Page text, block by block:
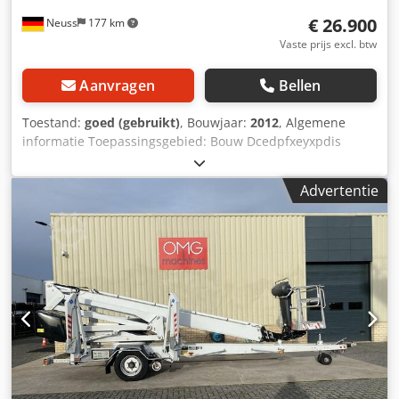
Neuss 177 km € 26.900
Vaste prijs excl. btw
Aanvragen Bellen
Toestand: goed (gebruikt), Bouwjaar: 2012, Algemene
informatie Toepassingsgebied: Bouw Dcedpfxeyxpdis
Acdsk Gewichten Leeggewicht: 2.465 kg Functioneel
Hefcapaciteit: 215 kg Hefhoogte: 1.870 cm Werkhoogte:
2.070 cm CE-markering: ja Conditie Technische staat: goed
Optische staat: goed Meer informatie
Leveringsvoorwaarden: EXW Max. horizontaal bereik: 1.100
m Max. zwenkbereik van het werkplatform in graden: 360
Transportafmetingen (L x B x H): 7,9 x 1,89 x 2,25 m
Productieland: DE Meer informatie Neem contact op met
Christian Theißen voor meer informatie. Fabrikant: Dino
Lift Type: 210XT Bouwjaar: 2012 Productsoort: Gebruikt
Gegevens: Max. werkhoogte: 20,70 m Platformhoogte:
18,70 m Max. reikwijdte: 11,00 m Draagvermogen platform:
215 kg Afmetingen platform (LxB): 1,40 x 1,00 m
Advertentie